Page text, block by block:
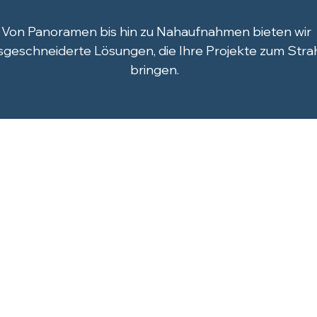
Von Panoramen bis hin zu Nahaufnahmen bieten wir
Lösungen, die Ihre Projekte zum
bringen.